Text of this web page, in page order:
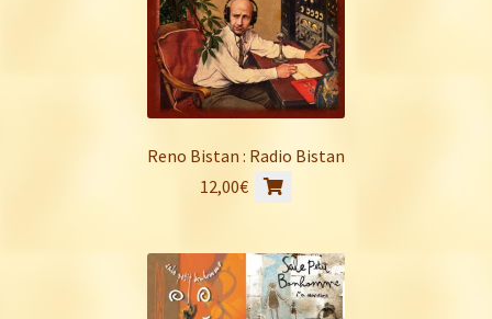
Reno Bistan : Radio Bistan
12,00€